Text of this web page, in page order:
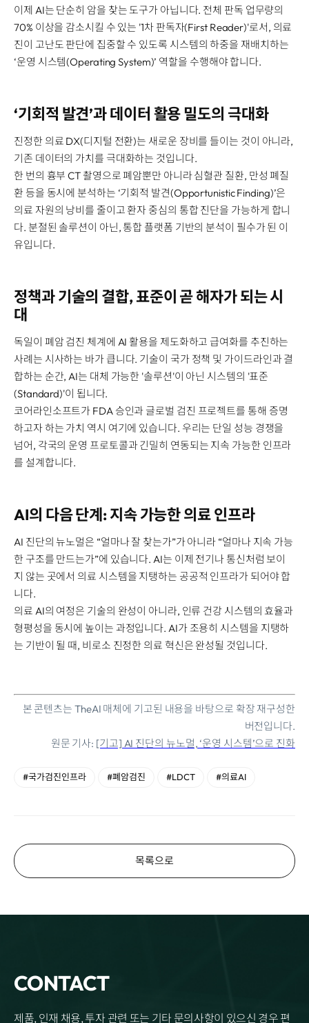
이제 AI는 단순히 암을 찾는 도구가 아닙니다. 전체 판독 업무량의
70% 이상을 감소시킬 수 있는 '1차 판독자(First Reader)'로서, 의료
진이 고난도 판단에 집중할 수 있도록 시스템의 하중을 재배치하는
‘운영 시스템(Operating System)’ 역할을 수행해야 합니다.
‘기회적 발견’과 데이터 활용 밀도의 극대화
진정한 의료 DX(디지털 전환)는 새로운 장비를 들이는 것이 아니라,
기존 데이터의 가치를 극대화하는 것입니다.
한 번의 흉부 CT 촬영으로 폐암뿐만 아니라 심혈관 질환, 만성 폐질
환 등을 동시에 분석하는 ‘기회적 발견(Opportunistic Finding)’은
의료 자원의 낭비를 줄이고 환자 중심의 통합 진단을 가능하게 합니
다. 분절된 솔루션이 아닌, 통합 플랫폼 기반의 분석이 필수가 된 이
유입니다.
정책과 기술의 결합, 표준이 곧 해자가 되는 시
대
독일이 폐암 검진 체계에 AI 활용을 제도화하고 급여화를 추진하는
사례는 시사하는 바가 큽니다. 기술이 국가 정책 및 가이드라인과 결
합하는 순간, AI는 대체 가능한 '솔루션'이 아닌 시스템의 '표준
(Standard)'이 됩니다.
코어라인소프트가 FDA 승인과 글로벌 검진 프로젝트를 통해 증명
하고자 하는 가치 역시 여기에 있습니다. 우리는 단일 성능 경쟁을
넘어, 각국의 운영 프로토콜과 긴밀히 연동되는 지속 가능한 인프라
를 설계합니다.
AI의 다음 단계: 지속 가능한 의료 인프라
AI 진단의 뉴노멀은 “얼마나 잘 찾는가”가 아니라 “얼마나 지속 가능
한 구조를 만드는가”에 있습니다. AI는 이제 전기나 통신처럼 보이
지 않는 곳에서 의료 시스템을 지탱하는 공공적 인프라가 되어야 합
니다.
의료 AI의 여정은 기술의 완성이 아니라, 인류 건강 시스템의 효율과
형평성을 동시에 높이는 과정입니다. AI가 조용히 시스템을 지탱하
는 기반이 될 때, 비로소 진정한 의료 혁신은 완성될 것입니다.
본 콘텐츠는 TheAI 매체에 기고된 내용을 바탕으로 확장 재구성한
버전입니다.
원문 기사: [기고] AI 진단의 뉴노멀, ‘운영 시스템’으로 진화
#국가검진인프라 #폐암검진 #LDCT #의료AI
목록으로
CONTACT
제품, 인재 채용, 투자 관련 또는 기타 문의사항이 있으신 경우 편